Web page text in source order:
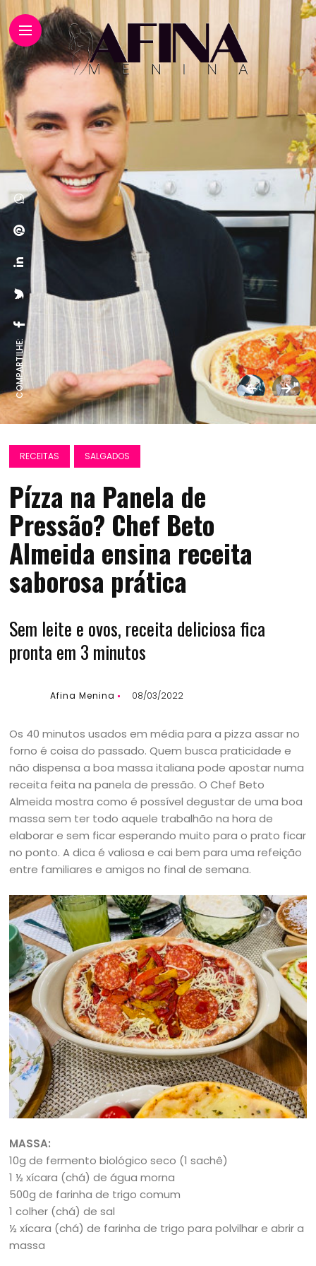
COMPARTILHE:
RECEITAS SALGADOS
Pízza na Panela de
Pressão? Chef Beto
Almeida ensina receita
saborosa prática
Sem leite e ovos, receita deliciosa fica
pronta em 3 minutos
Afina Menina 08/03/2022
Os 40 minutos usados em média para a pizza assar no
forno é coisa do passado. Quem busca praticidade e
não dispensa a boa massa italiana pode apostar numa
receita feita na panela de pressão. O Chef Beto
Almeida mostra como é possível degustar de uma boa
massa sem ter todo aquele trabalhão na hora de
elaborar e sem ficar esperando muito para o prato ficar
no ponto. A dica é valiosa e cai bem para uma refeição
entre familiares e amigos no final de semana.
MASSA:
10g de fermento biológico seco (1 sachê)
1 ½ xícara (chá) de água morna
500g de farinha de trigo comum
1 colher (chá) de sal
½ xícara (chá) de farinha de trigo para polvilhar e abrir a
massa